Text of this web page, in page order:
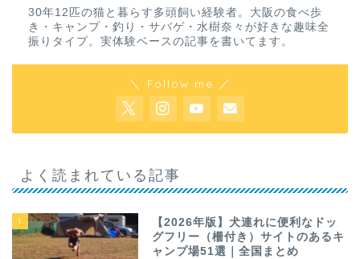
30年12匹の猫と暮らす多頭飼い経験者。大阪の食べ歩
き・キャンプ・釣り・サバゲ・水樹奈々が好きな趣味全
振りタイプ。実体験ベースの記事を書いてます。
＼ Follow me ／
よく読まれている記事
1
【2026年版】犬連れに便利なドッ
グフリー（柵付き）サイトのあるキ
ャンプ場51選｜全国まとめ